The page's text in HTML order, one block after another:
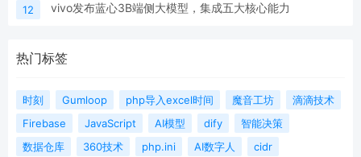
12 vivo发布蓝心3B端侧大模型，集成五大核心能力
热门标签
时刻 Gumloop php导入excel时间 魔音工坊
滴滴技术
Firebase
JavaScript AI模型 dify
智能决策
数据仓库
360技术 php.ini AI数字人 cidr